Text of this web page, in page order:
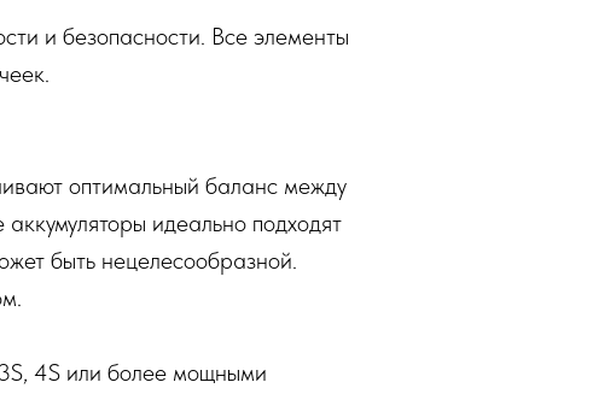
и безопасности. Все элементы
оптимальный баланс между
идеально подходят
быть нецелесообразной.
4S или более мощными